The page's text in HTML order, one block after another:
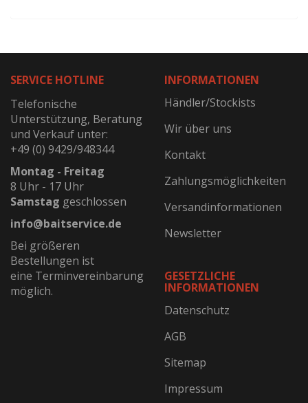
SERVICE HOTLINE
Telefonische
Unterstützung, Beratung
und Verkauf unter:
+49 (0) 9429/948344
Montag - Freitag
8 Uhr - 17 Uhr
Samstag geschlossen
info@baitservice.de
Bei größeren
Bestellungen ist
eine Terminvereinbarung
möglich.
INFORMATIONEN
Händler/Stockists
Wir über uns
Kontakt
Zahlungsmöglichkeiten
Versandinformationen
Newsletter
GESETZLICHE
INFORMATIONEN
Datenschutz
AGB
Sitemap
Impressum